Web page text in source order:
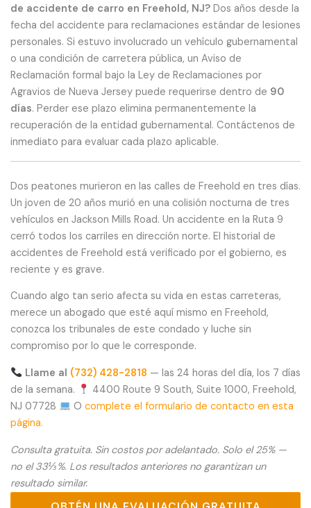
de accidente de carro en Freehold, NJ? Dos años desde la
fecha del accidente para reclamaciones estándar de lesiones
personales. Si estuvo involucrado un vehículo gubernamental
o una condición de carretera pública, un Aviso de
Reclamación formal bajo la Ley de Reclamaciones por
Agravios de Nueva Jersey puede requerirse dentro de 90
días. Perder ese plazo elimina permanentemente la
recuperación de la entidad gubernamental. Contáctenos de
inmediato para evaluar cada plazo aplicable.
Dos peatones murieron en las calles de Freehold en tres días.
Un joven de 20 años murió en una colisión nocturna de tres
vehículos en Jackson Mills Road. Un accidente en la Ruta 9
cerró todos los carriles en dirección norte. El historial de
accidentes de Freehold está verificado por el gobierno, es
reciente y es grave.
Cuando algo tan serio afecta su vida en estas carreteras,
merece un abogado que esté aquí mismo en Freehold,
conozca los tribunales de este condado y luche sin
compromiso por lo que le corresponde.
Llame al (732) 428-2818 — las 24 horas del día, los 7 días
de la semana.
4400 Route 9 South, Suite 1000, Freehold,
NJ 07728
O complete el formulario de contacto en esta
página.
Consulta gratuita. Sin costos por adelantado. Solo el 25% —
no el 33⅓%. Los resultados anteriores no garantizan un
resultado similar.